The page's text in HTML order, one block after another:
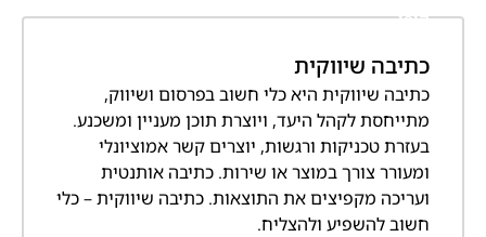
קופי
כתיבה שיווקית
כתיבה שיווקית היא כלי חשוב בפרסום ושיווק,
מתייחסת לקהל היעד, ויוצרת תוכן מעניין ומשכנע.
בעזרת טכניקות ורגשות, יוצרים קשר אמוציונלי
ומעורר צורך במוצר או שירות. כתיבה אותנטית
ועריכה מקפיצים את התוצאות. כתיבה שיווקית – כלי
חשוב להשפיע ולהצליח.